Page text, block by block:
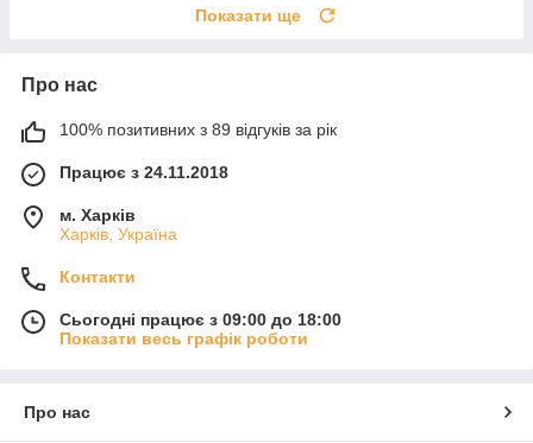
Показати ще
Про нас
100% позитивних з 89 відгуків за рік
Працює з 24.11.2018
м. Харків
Харків, Україна
Контакти
Сьогодні працює з 09:00 до 18:00
Показати весь графік роботи
Про нас